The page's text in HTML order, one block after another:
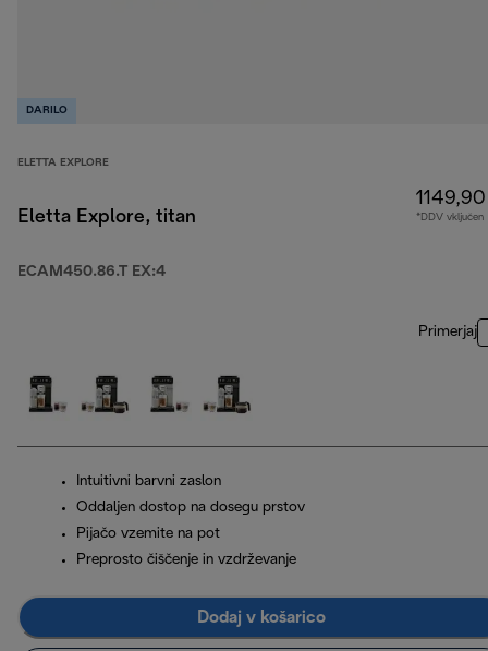
DARILO
ELETTA EXPLORE
Eletta Explore, titan
ECAM450.86.T EX:4
*DDV vključen
Primerjaj
Intuitivni barvni zaslon
Oddaljen dostop na dosegu prstov
Pijačo vzemite na pot
Preprosto čiščenje in vzdrževanje
Dodaj v košarico